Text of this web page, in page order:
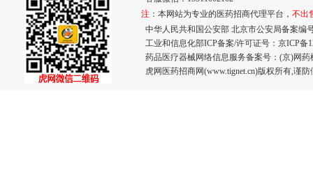
注 ：本网站为专业的医药招商代理平台， 不出
中华人民共和国公安部 北京市公安局备案编
工业和信息化部ICP备案/许可证号： 京ICP备
药品医疗器械网络信息服务备案号：(京)网药
虎网医药招商网(www.tignet.cn)版权所有,谨防